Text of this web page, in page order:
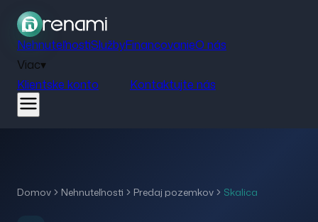
NehnuteľnostiSlužbyFinancovanieO nás
Viac▾
Klientske konto
Kontaktujte nás
Domov Nehnuteľnosti Predaj pozemkov Skalica